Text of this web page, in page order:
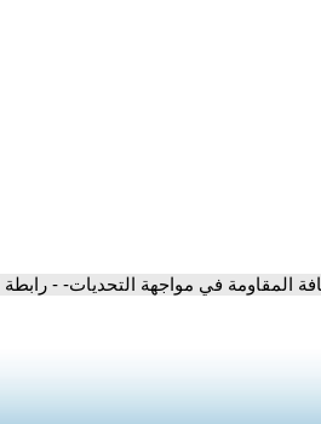
المقاومة في مواجهة التحديات- - رابطة